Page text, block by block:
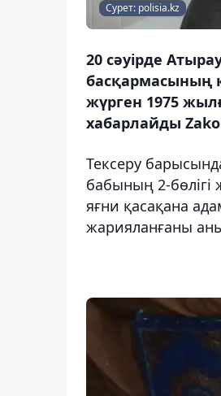
Сурет: polisia.kz
20 сәуірде
басқармасының
жүрген 1975
хабарлайды
Тексеру
бабының 2-бөлігі
яғни қасақана
жарияланғаны